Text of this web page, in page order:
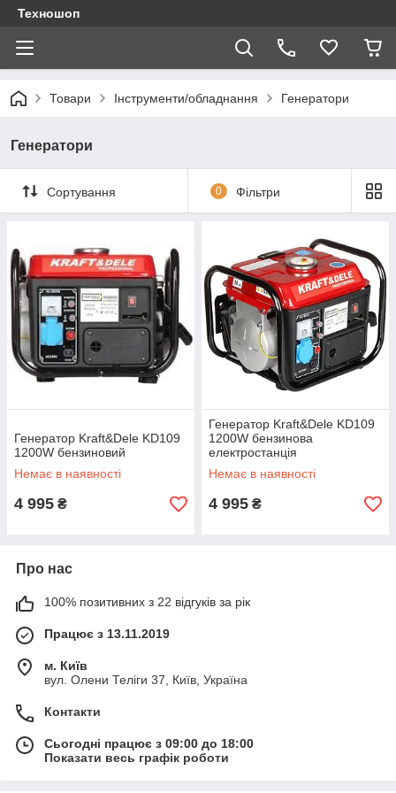
Техношоп
Товари Інструменти/обладнання Генератори
Генератори
Сортування 0 Фільтри
Генератор Kraft&Dele KD109
1200W бензиновий
Немає в наявності
4 995 ₴
Генератор Kraft&Dele KD109
1200W бензинова
електростанція
Немає в наявності
4 995 ₴
Про нас
100% позитивних з 22 відгуків за рік
Працює з 13.11.2019
м. Київ
вул. Олени Теліги 37, Київ, Україна
Контакти
Сьогодні працює з 09:00 до 18:00
Показати весь графік роботи